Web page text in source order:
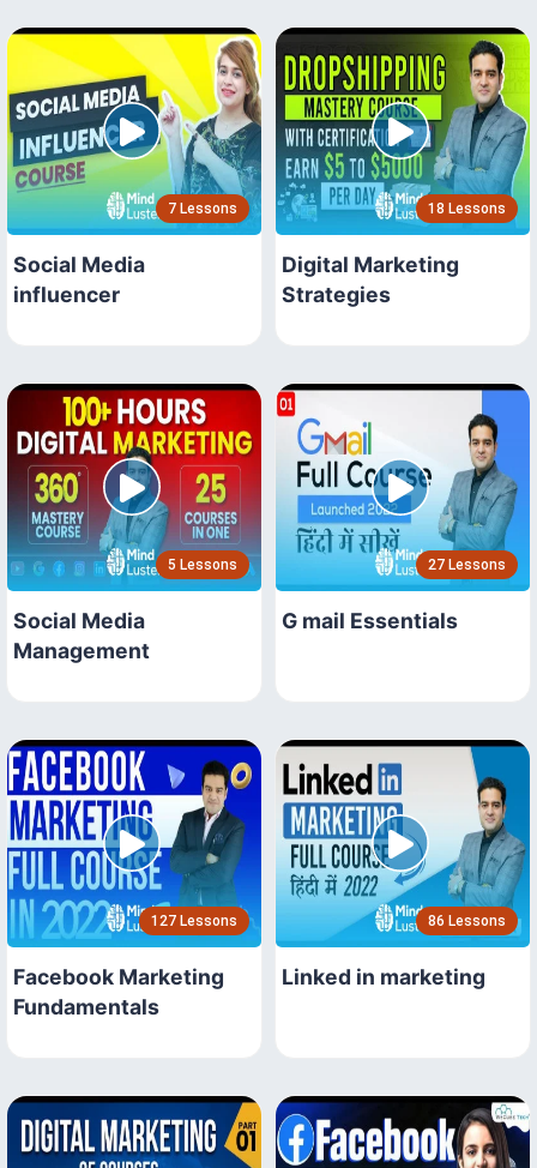
7 Lessons
Social Media
influencer
18 Lessons
Digital Marketing
Strategies
5 Lessons
Social Media
Management
27 Lessons
G mail Essentials
127 Lessons
Facebook Marketing
Fundamentals
86 Lessons
Linked in marketing